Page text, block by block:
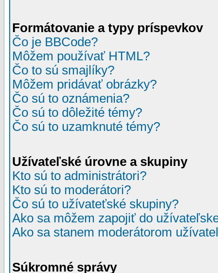
Formátovanie a typy príspevkov
Čo je BBCode?
Môžem používať HTML?
Čo to sú smajlíky?
Môžem pridávať obrázky?
Čo sú to oznámenia?
Čo sú to dôležité témy?
Čo sú to uzamknuté témy?
Užívateľské úrovne a skupiny
Kto sú to administrátori?
Kto sú to moderátori?
Čo sú to užívateťské skupiny?
Ako sa môžem zapojiť do
Ako sa stanem moderátorom
Súkromné správy